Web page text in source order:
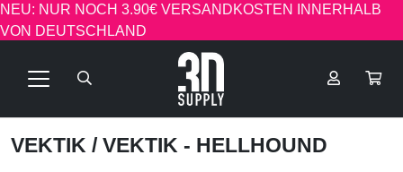
NEU: NUR NOCH 3.90€ VERSANDKOSTEN INNERHALB
VON DEUTSCHLAND
VEKTIK / VEKTIK - HELLHOUND